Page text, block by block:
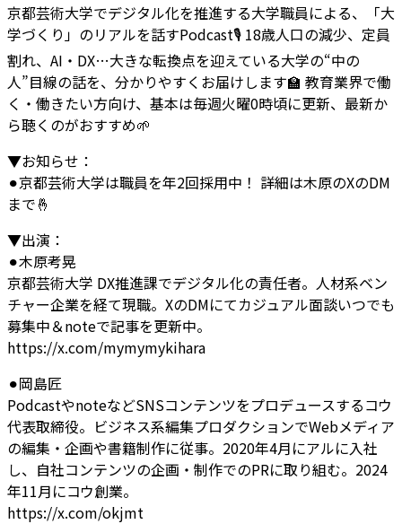
京都芸術大学でデジタル化を推進する大学職員による、「大
学づくり」のリアルを話すPodcast🎙️ 18歳人口の減少、定員
割れ、AI・DX…大きな転換点を迎えている大学の“中の
人”目線の話を、分かりやすくお届けします🏫 教育業界で働
く・働きたい方向け、基本は毎週火曜0時頃に更新、最新か
ら聴くのがおすすめ🌱
▼お知らせ：
⚫︎京都芸術大学は職員を年2回採用中！ 詳細は木原のXのDM
まで🤞
▼出演：
⚫︎木原考晃
京都芸術大学 DX推進課でデジタル化の責任者。人材系ベン
チャー企業を経て現職。XのDMにてカジュアル面談いつでも
募集中＆noteで記事を更新中。
https://x.com/mymymykihara
⚫︎岡島匠
PodcastやnoteなどSNSコンテンツをプロデュースするコウ
代表取締役。ビジネス系編集プロダクションでWebメディア
の編集・企画や書籍制作に従事。2020年4月にアルに入社
し、自社コンテンツの企画・制作でのPRに取り組む。2024
年11月にコウ創業。
https://x.com/okjmt